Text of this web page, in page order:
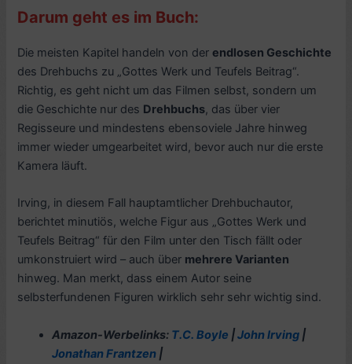
Darum geht es im Buch:
Die meisten Kapitel handeln von derendlosen Geschichte
des Drehbuchs zu „Gottes Werk und Teufels Beitrag“.
Richtig, es geht nicht um das Filmen selbst, sondern um
die Geschichte nur des Drehbuchs, das über vier
Regisseure und mindestens ebensoviele Jahre hinweg
immer wieder umgearbeitet wird, bevor auch nur die erste
Kamera läuft.
Irving, in diesem Fall hauptamtlicher Drehbuchautor,
berichtet minutiös, welche Figur aus „Gottes Werk und
Teufels Beitrag“ für den Film unter den Tisch fällt oder
umkonstruiert wird – auch über mehrere Varianten
hinweg. Man merkt, dass einem Autor seine
selbsterfundenen Figuren wirklich sehr sehr wichtig sind.
Amazon-Werbelinks: T.C. Boyle |John Irving |
Jonathan Frantzen |